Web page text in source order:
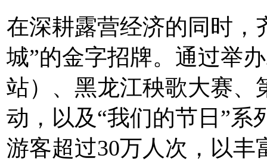
在深耕露营经济的同时，
城”的金字招牌。通过举
站）、黑龙江秧歌大赛、
动，以及“我们的节日”系
游客超过30万人次，以